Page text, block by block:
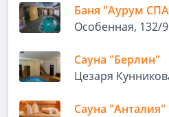
Баня "Аурум
Особенная, 132/9
Сауна "Берлин"
Цезаря
Сауна "Анталия"